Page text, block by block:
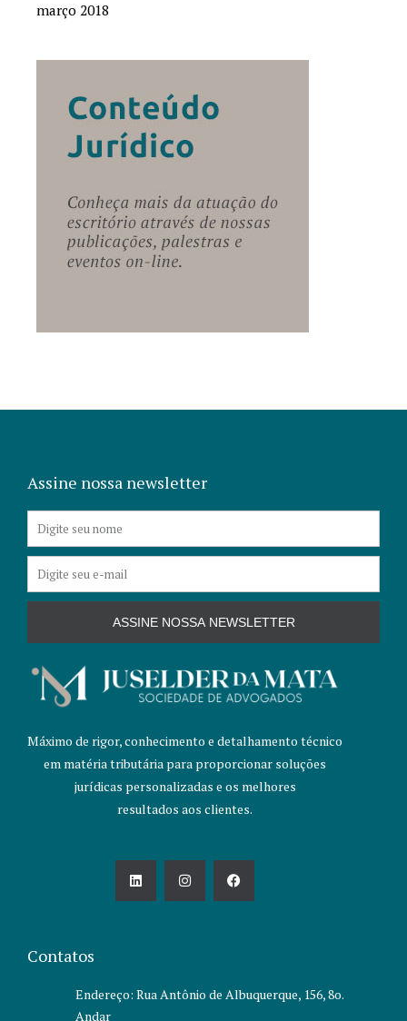
março 2018
Contatos
Endereço: Rua Antônio de Albuquerque, 156, 8o.
Andar
Máximo de rigor, conhecimento e detalhamento técnico
em matéria tributária para proporcionar soluções
jurídicas personalizadas e os melhores
resultados aos clientes.
L
i
k
I
n
t
F
a
c
e
Assine nossa newsletter
Nome
E-
mail
ASSINE NOSSA NEWSLETTER